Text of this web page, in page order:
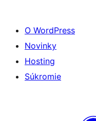
O WordPress
Novinky
Hosting
Súkromie